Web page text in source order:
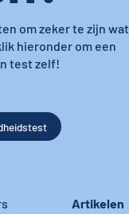
om zeker te zijn wat
hieronder om een
test zelf!
Artikelen